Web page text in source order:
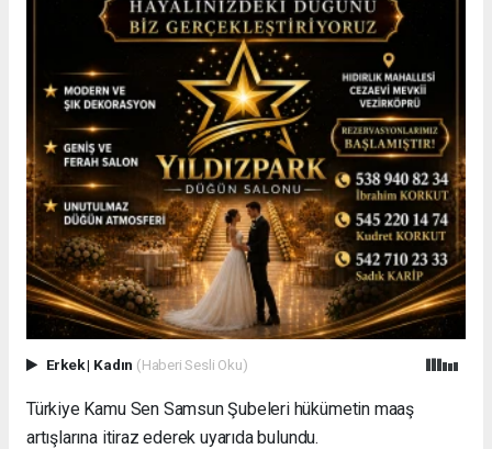
Erkek| Kadın (Haberi Sesli Oku)
Türkiye Kamu Sen Samsun Şubeleri hükümetin maaş
artışlarına itiraz ederek uyarıda bulundu.